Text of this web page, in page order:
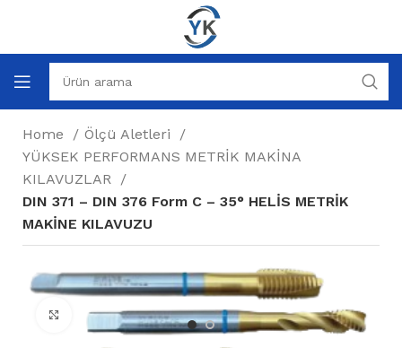
Home
Ölçü Aletleri
YÜKSEK PERFORMANS METRİK MAKİNA
KILAVUZLAR
DIN 371 – DIN 376 Form C – 35° HELİS METRİK
MAKİNE KILAVUZU
Büyütmek için tıklayın